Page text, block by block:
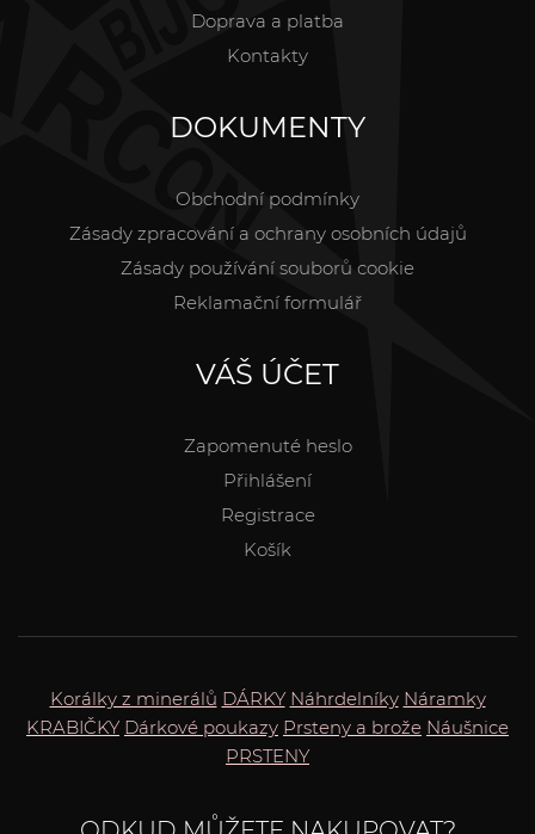
Doprava a platba
Kontakty
DOKUMENTY
Obchodní podmínky
Zásady zpracování a ochrany osobních údajů
Zásady používání souborů cookie
Reklamační formulář
VÁŠ ÚČET
Zapomenuté heslo
Přihlášení
Registrace
Košík
Korálky z minerálů DÁRKY Náhrdelníky Náramky
KRABIČKY Dárkové poukazy Prsteny a brože Náušnice
PRSTENY